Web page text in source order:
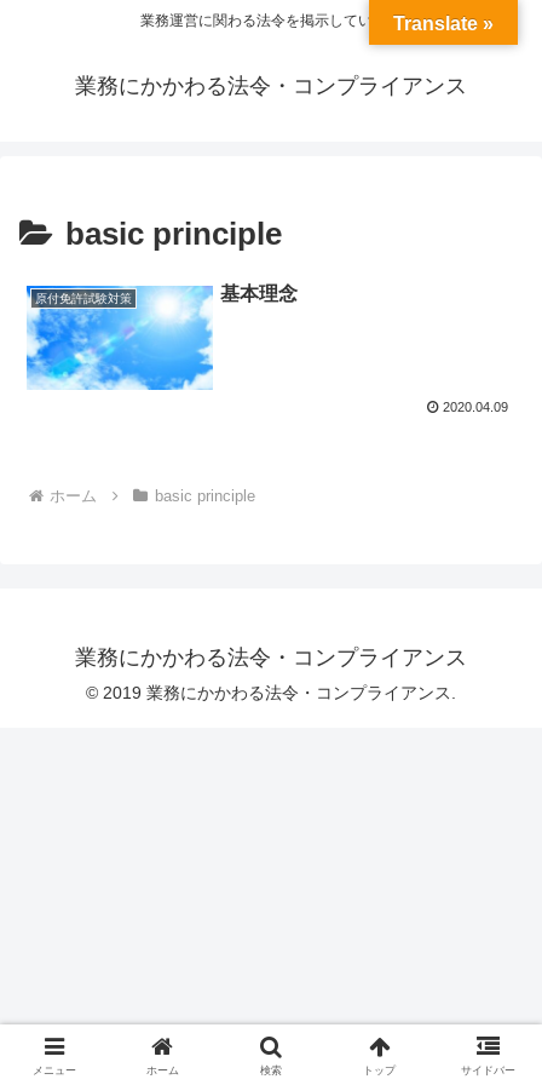
業務運営に関わる法令を掲示しています
業務にかかわる法令・コンプライアンス
basic principle
原付免許試験対策 基本理念
2020.04.09
ホーム basic principle
業務にかかわる法令・コンプライアンス
© 2019 業務にかかわる法令・コンプライアンス.
メニュー ホーム 検索 トップ サイドバー
Translate »